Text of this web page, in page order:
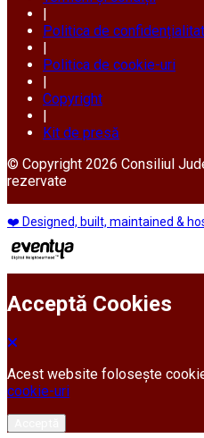
Politica de
Politica de cookie-uri
Copyright
Kit de presă
© Copyright 2026 Consiliul
rezervate
❤️ Designed, built, maintained &
Acceptă Cookies
Acest website folosește
cookie-uri